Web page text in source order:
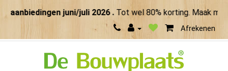
juni/juli 2026 .Tot wel 80% korting. Maak meer
Afrekenen